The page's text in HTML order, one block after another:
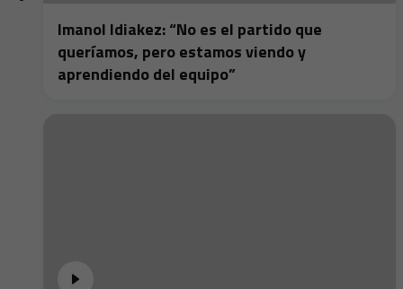
Imanol Idiakez: “No es el partido que
queríamos, pero estamos viendo y
aprendiendo del equipo”